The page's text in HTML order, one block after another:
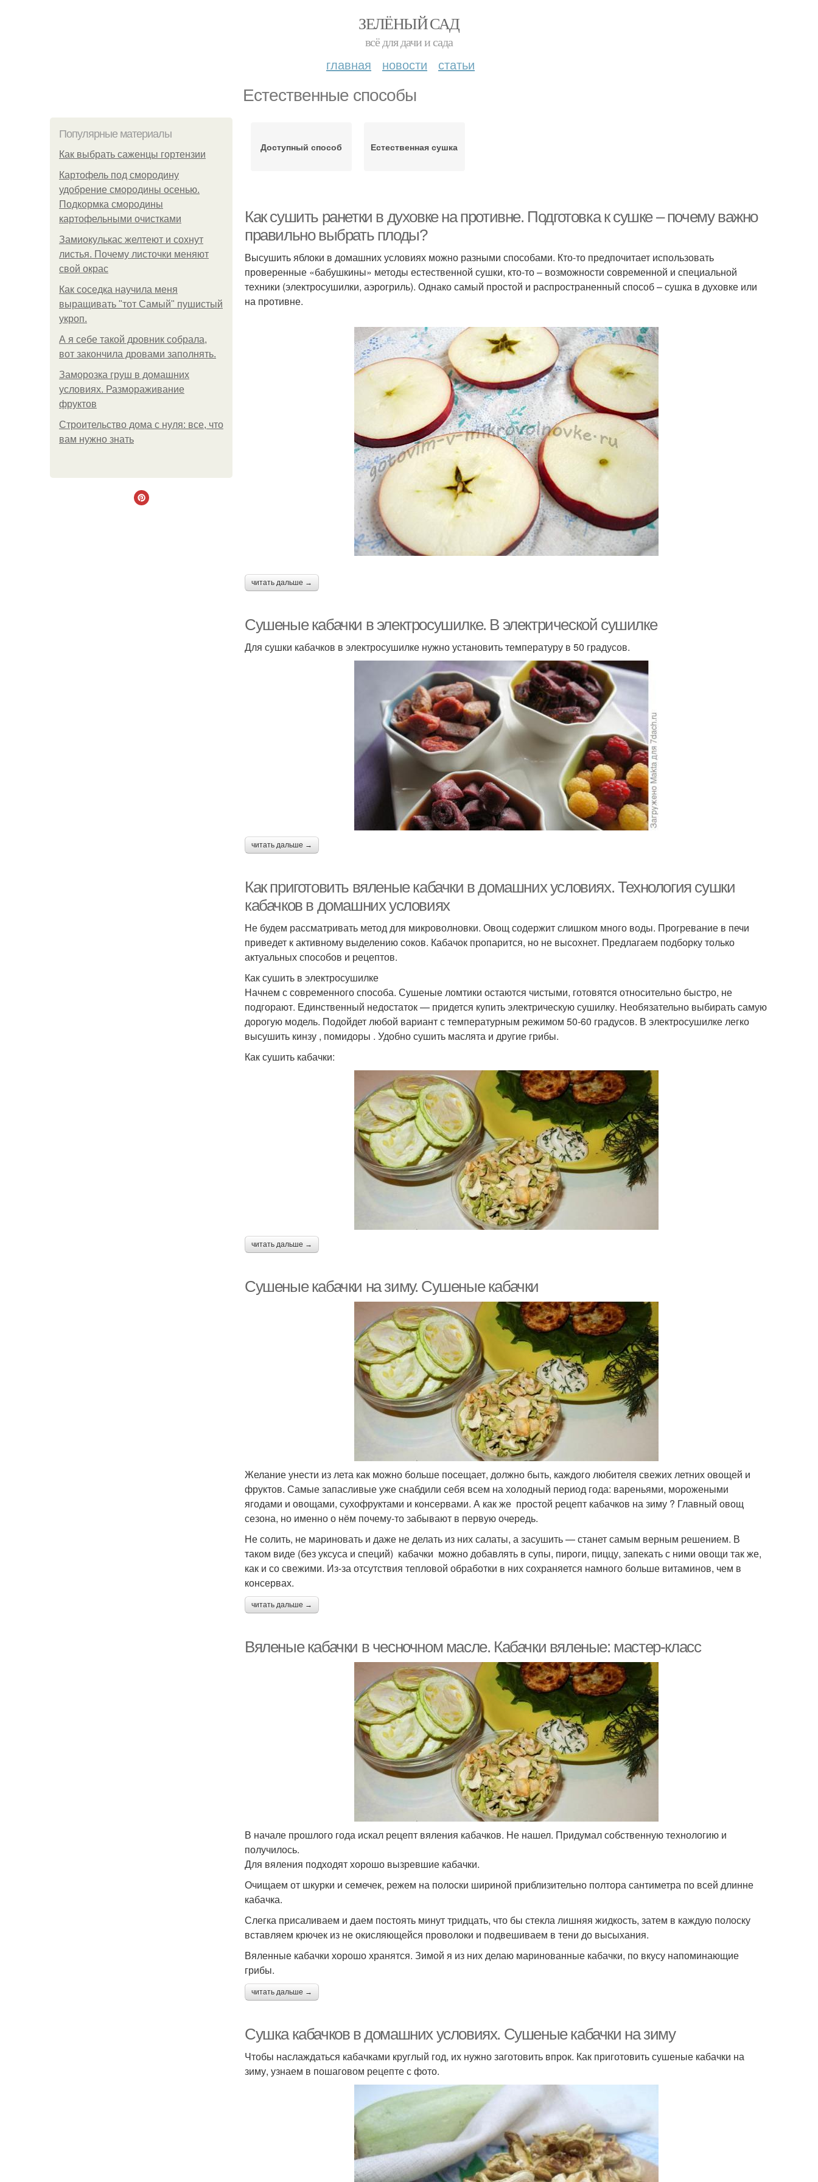
ЗЕЛЁНЫЙ САД
всё для дачи и сада
главная новости статьи
Естественные способы
Популярные материалы
Как выбрать саженцы гортензии
Картофель под смородину
удобрение смородины осенью.
Подкормка смородины
картофельными очистками
Замиокулькас желтеют и сохнут
листья. Почему листочки меняют
свой окрас
Как соседка научила меня
выращивать "тот Самый" пушистый
укроп.
А я себе такой дровник собрала,
вот закончила дровами заполнять.
Заморозка груш в домашних
условиях. Размораживание
фруктов
Строительство дома с нуля: все, что
вам нужно знать
Доступный способ Естественная сушка
Как сушить ранетки в духовке на противне. Подготовка к сушке – почему важно
правильно выбрать плоды?
Высушить яблоки в домашних условиях можно разными способами. Кто-то предпочитает использовать
проверенные «бабушкины» методы естественной сушки, кто-то – возможности современной и специальной
техники (электросушилки, аэрогриль). Однако самый простой и распространенный способ – сушка в духовке или
на противне.
читать дальше →
Сушеные кабачки в электросушилке. В электрической сушилке
Для сушки кабачков в электросушилке нужно установить температуру в 50 градусов.
читать дальше →
Как приготовить вяленые кабачки в домашних условиях. Технология сушки
кабачков в домашних условиях
Не будем рассматривать метод для микроволновки. Овощ содержит слишком много воды. Прогревание в печи
приведет к активному выделению соков. Кабачок пропарится, но не высохнет. Предлагаем подборку только
актуальных способов и рецептов.
Как сушить в электросушилке
Начнем с современного способа. Сушеные ломтики остаются чистыми, готовятся относительно быстро, не
подгорают. Единственный недостаток — придется купить электрическую сушилку. Необязательно выбирать самую
дорогую модель. Подойдет любой вариант с температурным режимом 50-60 градусов. В электросушилке легко
высушить кинзу , помидоры . Удобно сушить маслята и другие грибы.
Как сушить кабачки:
читать дальше →
Сушеные кабачки на зиму. Сушеные кабачки
Желание унести из лета как можно больше посещает, должно быть, каждого любителя свежих летних овощей и
фруктов. Самые запасливые уже снабдили себя всем на холодный период года: вареньями, морожеными
ягодами и овощами, сухофруктами и консервами. А как же простой рецепт кабачков на зиму ? Главный овощ
сезона, но именно о нём почему-то забывают в первую очередь.
Не солить, не мариновать и даже не делать из них салаты, а засушить — станет самым верным решением. В
таком виде (без уксуса и специй) кабачки можно добавлять в супы, пироги, пиццу, запекать с ними овощи так же,
как и со свежими. Из-за отсутствия тепловой обработки в них сохраняется намного больше витаминов, чем в
консервах.
читать дальше →
Вяленые кабачки в чесночном масле. Кабачки вяленые: мастер-класс
В начале прошлого года искал рецепт вяления кабачков. Не нашел. Придумал собственную технологию и
получилось.
Для вяления подходят хорошо вызревшие кабачки.
Очищаем от шкурки и семечек, режем на полоски шириной приблизительно полтора сантиметра по всей длинне
кабачка.
Слегка присаливаем и даем постоять минут тридцать, что бы стекла лишняя жидкость, затем в каждую полоску
вставляем крючек из не окисляющейся проволоки и подвешиваем в тени до высыхания.
Вяленные кабачки хорошо хранятся. Зимой я из них делаю маринованные кабачки, по вкусу напоминающие
грибы.
читать дальше →
Сушка кабачков в домашних условиях. Сушеные кабачки на зиму
Чтобы наслаждаться кабачками круглый год, их нужно заготовить впрок. Как приготовить сушеные кабачки на
зиму, узнаем в пошаговом рецепте с фото.